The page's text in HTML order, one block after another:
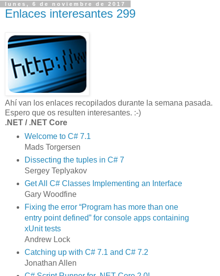
lunes, 6 de noviembre de 2017
Enlaces interesantes 299
Ahí van los enlaces recopilados durante la semana pasada.
Espero que os resulten interesantes. :-)
.NET / .NET Core
Welcome to C# 7.1
Mads Torgersen
Dissecting the tuples in C# 7
Sergey Teplyakov
Get All C# Classes Implementing an Interface
Gary Woodfine
Fixing the error “Program has more than one
entry point defined” for console apps containing
xUnit tests
Andrew Lock
Catching up with C# 7.1 and C# 7.2
Jonathan Allen